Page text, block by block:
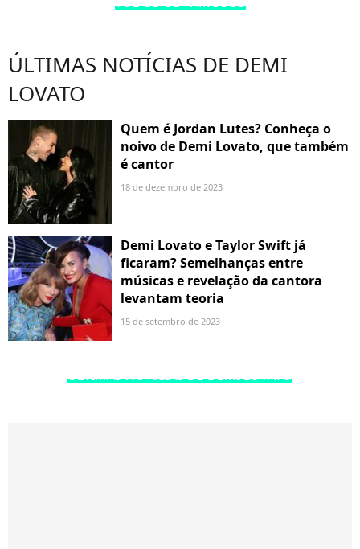
ÚLTIMAS NOTÍCIAS DE DEMI
LOVATO
Quem é Jordan Lutes? Conheça o
noivo de Demi Lovato, que também
é cantor
18 de dezembro de 2023
Demi Lovato e Taylor Swift já
ficaram? Semelhanças entre
músicas e revelação da cantora
levantam teoria
15 de setembro de 2023
ÚLTIMAS NOTÍCIAS DE DEMI LOVATO